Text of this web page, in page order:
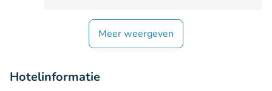
Meer weergeven
Hotelinformatie